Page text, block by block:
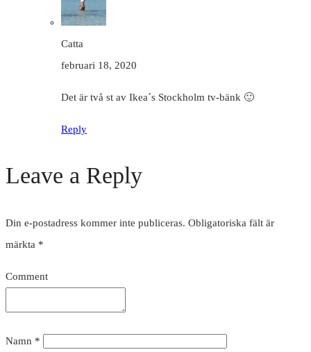
Catta
februari 18, 2020
Det är två st av Ikea´s Stockholm tv-bänk 🙂
Reply
Leave a Reply
Din e-postadress kommer inte publiceras. Obligatoriska fält är
märkta *
Comment
Namn *